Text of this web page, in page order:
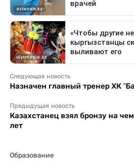
Следующая новость
Назначен главный тренер ХК
Предыдущая новость
Казахстанец взял бронзу на
лет
Образование